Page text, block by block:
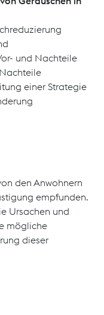
und Nachteile
einer Strategie
den Anwohnern
empfunden.
Ursachen und
mögliche
dieser